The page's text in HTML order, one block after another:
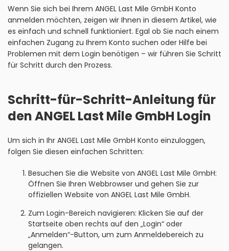
Wenn Sie sich bei Ihrem ANGEL Last Mile GmbH Konto
anmelden möchten, zeigen wir Ihnen in diesem Artikel, wie
es einfach und schnell funktioniert. Egal ob Sie nach einem
einfachen Zugang zu Ihrem Konto suchen oder Hilfe bei
Problemen mit dem Login benötigen – wir führen Sie Schritt
für Schritt durch den Prozess.
Schritt-für-Schritt-Anleitung für
den ANGEL Last Mile GmbH Login
Um sich in Ihr ANGEL Last Mile GmbH Konto einzuloggen,
folgen Sie diesen einfachen Schritten:
Besuchen Sie die Website von ANGEL Last Mile GmbH:
Öffnen Sie Ihren Webbrowser und gehen Sie zur
offiziellen Website von ANGEL Last Mile GmbH.
Zum Login-Bereich navigieren: Klicken Sie auf der
Startseite oben rechts auf den „Login“ oder
„Anmelden“-Button, um zum Anmeldebereich zu
gelangen.